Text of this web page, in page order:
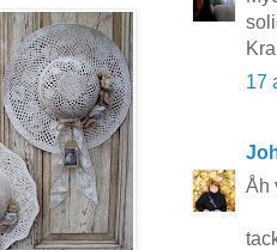
17
Åh